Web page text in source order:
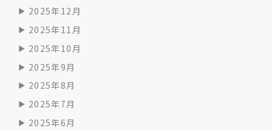
2025年12月
2025年11月
2025年10月
2025年9月
2025年8月
2025年7月
2025年6月